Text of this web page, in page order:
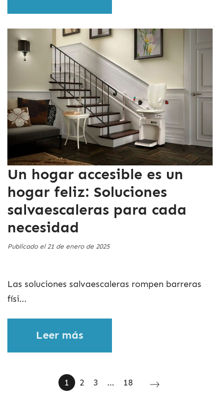
Un hogar accesible es un
hogar feliz: Soluciones
salvaescaleras para cada
necesidad
Publicado el 21 de enero de 2025
Las soluciones salvaescaleras rompen barreras
físi...
Leer más
1 2 3 … 18